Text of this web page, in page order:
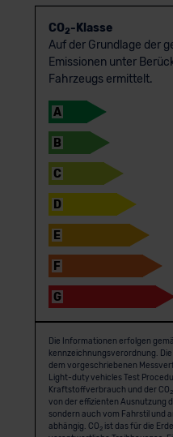
CO2-Klasse
Auf der Grundlage der
Emissionen unter
Fahrzeugs ermittelt.
A
B
C
D
E
F
G
Die Informationen erfolgen
kennzeichnungs­verordnung.
dem vorgeschriebenen
Light-duty vehicles Test
Kraftstoffverbrauch und der CO2
von der effizienten Ausnutzung
sondern auch vom Fahrstil und
abhängig. CO2ist das für die